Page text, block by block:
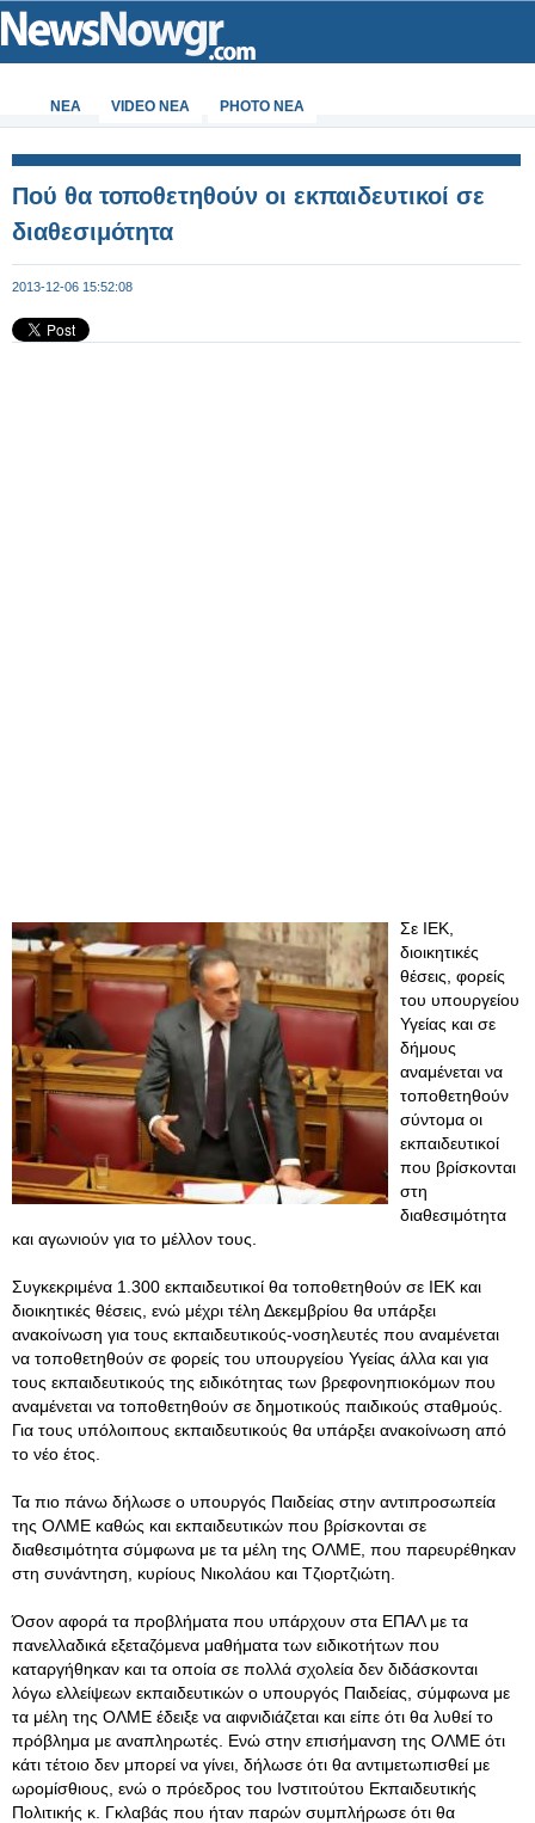
ΝΕΑ VIDEO NEA PHOTO NEA
Πού θα τοποθετηθούν οι εκπαιδευτικοί σε
διαθεσιμότητα
2013-12-06 15:52:08
Σε ΙΕΚ,
διοικητικές
θέσεις, φορείς
του υπουργείου
Υγείας και σε
δήμους
αναμένεται να
τοποθετηθούν
σύντομα οι
εκπαιδευτικοί
που βρίσκονται
στη
διαθεσιμότητα
και αγωνιούν για το μέλλον τους.
Συγκεκριμένα 1.300 εκπαιδευτικοί θα τοποθετηθούν σε ΙΕΚ και
διοικητικές θέσεις, ενώ μέχρι τέλη Δεκεμβρίου θα υπάρξει
ανακοίνωση για τους εκπαιδευτικούς-νοσηλευτές που αναμένεται
να τοποθετηθούν σε φορείς του υπουργείου Υγείας άλλα και για
τους εκπαιδευτικούς της ειδικότητας των βρεφονηπιοκόμων που
αναμένεται να τοποθετηθούν σε δημοτικούς παιδικούς σταθμούς.
Για τους υπόλοιπους εκπαιδευτικούς θα υπάρξει ανακοίνωση από
το νέο έτος.
Τα πιο πάνω δήλωσε ο υπουργός Παιδείας στην αντιπροσωπεία
της ΟΛΜΕ καθώς και εκπαιδευτικών που βρίσκονται σε
διαθεσιμότητα σύμφωνα με τα μέλη της ΟΛΜΕ, που παρευρέθηκαν
στη συνάντηση, κυρίους Νικολάου και Τζιορτζιώτη.
Όσον αφορά τα προβλήματα που υπάρχουν στα ΕΠΑΛ με τα
πανελλαδικά εξεταζόμενα μαθήματα των ειδικοτήτων που
καταργήθηκαν και τα οποία σε πολλά σχολεία δεν διδάσκονται
λόγω ελλείψεων εκπαιδευτικών ο υπουργός Παιδείας, σύμφωνα με
τα μέλη της ΟΛΜΕ έδειξε να αιφνιδιάζεται και είπε ότι θα λυθεί το
πρόβλημα με αναπληρωτές . Ενώ στην επισήμανση της ΟΛΜΕ ότι
κάτι τέτοιο δεν μπορεί να γίνει, δήλωσε ότι θα αντιμετωπισθεί με
ωρομίσθιους, ενώ ο πρόεδρος του Ινστιτούτου Εκπαιδευτικής
Πολιτικής κ. Γκλαβάς που ήταν παρών συμπλήρωσε ότι θα